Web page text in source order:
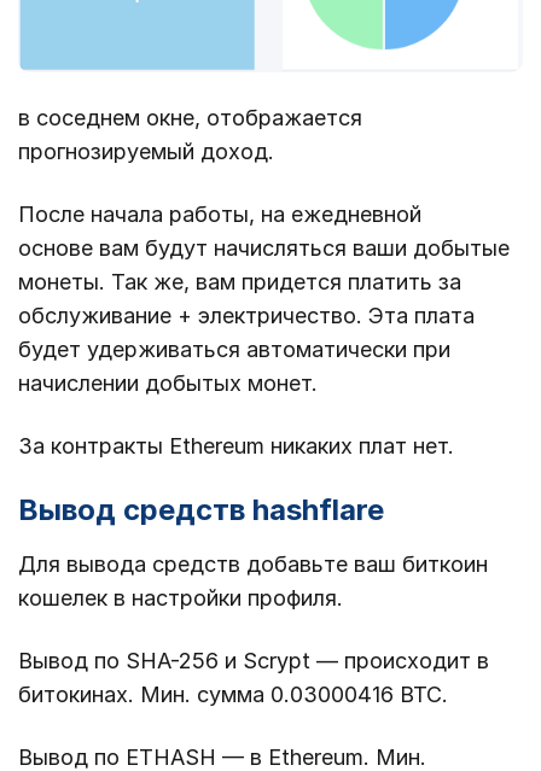
в соседнем окне, отображается
прогнозируемый доход.
После начала работы, на ежедневной
основе вам будут начисляться ваши добытые
монеты. Так же, вам придется платить за
обслуживание + электричество. Эта плата
будет удерживаться автоматически при
начислении добытых монет.
За контракты Ethereum никаких плат нет.
Вывод средств hashflare
Для вывода средств добавьте ваш биткоин
кошелек в настройки профиля.
Вывод по SHA-256 и Scrypt — происходит в
битокинах. Мин. сумма 0.03000416 BTC.
Вывод по ETHASH — в Ethereum. Мин.